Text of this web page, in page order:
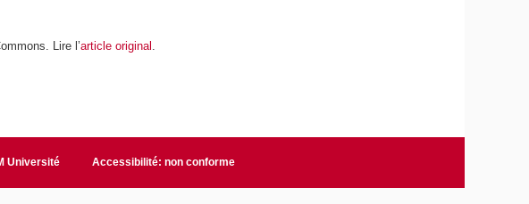
Lire l’article original
Université Accessibilité: non conforme